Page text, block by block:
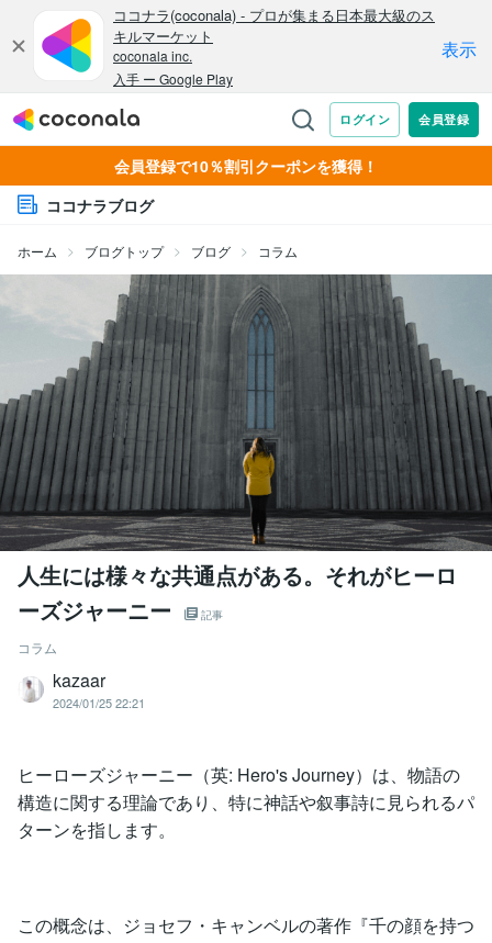
会員登録で10％割引クーポンを獲得！
ココナラブログ
ホーム ブログトップ ブログ コラム
人生には様々な共通点がある。それがヒーロ
ーズジャーニー
記事
コラム
kazaar
2024/01/25 22:21
ヒーローズジャーニー（英: Hero's Journey）は、物語の
構造に関する理論であり、特に神話や叙事詩に見られるパ
ターンを指します。
この概念は、ジョセフ・キャンベルの著作『千の顔を持つ